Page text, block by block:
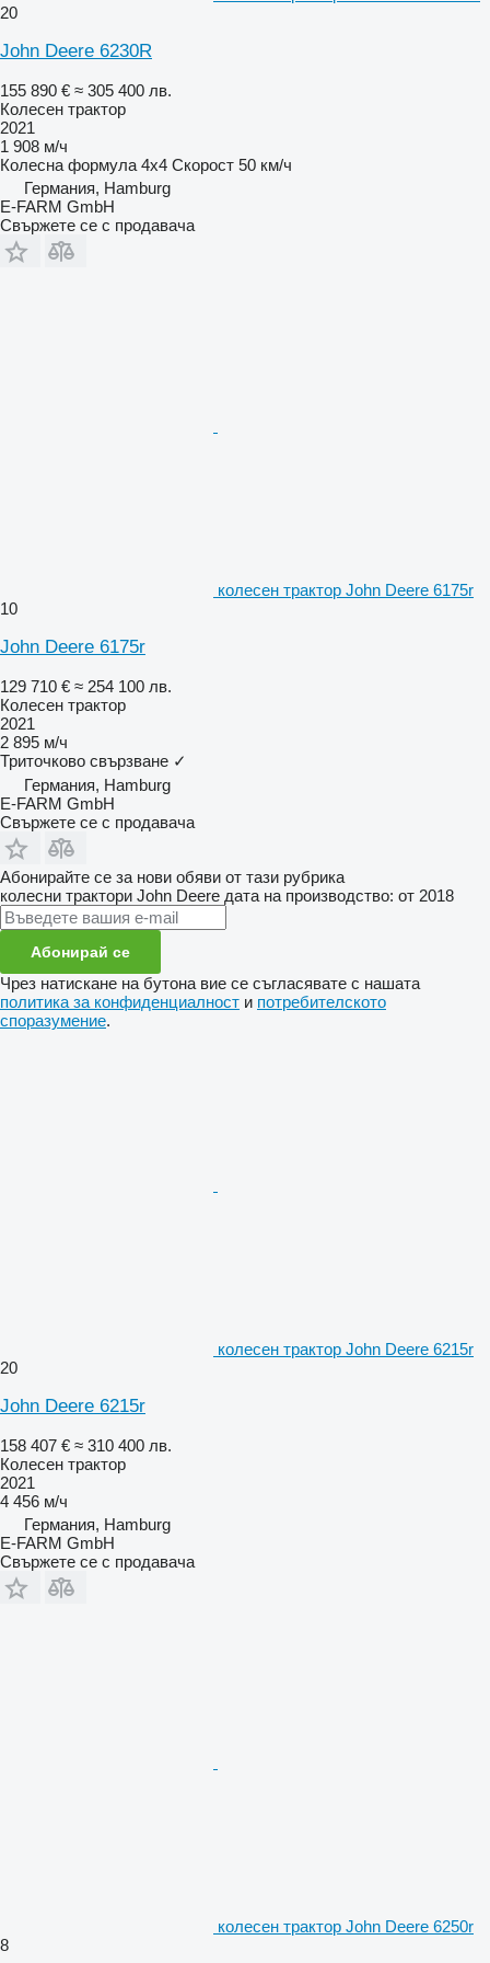
20
John Deere 6230R
155 890 € ≈ 305 400 лв.
Колесен трактор
2021
1 908 м/ч
Колесна формула 4x4 Скорост 50 км/ч
Германия, Hamburg
E-FARM GmbH
Свържете се с продавача
колесен трактор John Deere 6175r
10
John Deere 6175r
129 710 € ≈ 254 100 лв.
Колесен трактор
2021
2 895 м/ч
Триточково свързване ✓
Германия, Hamburg
E-FARM GmbH
Свържете се с продавача
Абонирайте се за нови обяви от тази рубрика
колесни трактори John Deere дата на производство: от 2018
Абонирай се
Чрез натискане на бутона вие се съгласявате с нашата
политика за конфиденциалност и потребителското
споразумение.
колесен трактор John Deere 6215r
20
John Deere 6215r
158 407 € ≈ 310 400 лв.
Колесен трактор
2021
4 456 м/ч
Германия, Hamburg
E-FARM GmbH
Свържете се с продавача
колесен трактор John Deere 6250r
8